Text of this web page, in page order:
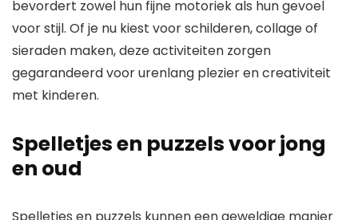
bevordert zowel hun fijne motoriek als hun gevoel
voor stijl. Of je nu kiest voor schilderen, collage of
sieraden maken, deze activiteiten zorgen
gegarandeerd voor urenlang plezier en creativiteit
met kinderen.
Spelletjes en puzzels voor jong
en oud